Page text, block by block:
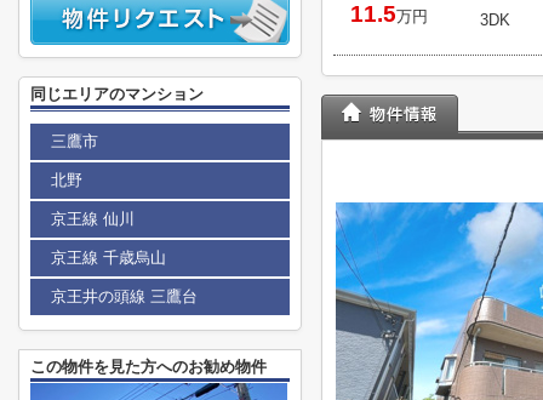
11.5万円 3DK
同じエリアのマンション
三鷹市
北野
京王線 仙川
京王線 千歳烏山
京王井の頭線 三鷹台
この物件を見た方へのお勧め物件